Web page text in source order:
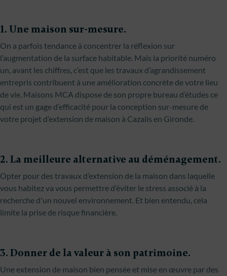
1. Une maison sur-mesure.
On a parfois tendance à concentrer la réflexion sur
l’augmentation de la surface habitable. Mais la priorité numéro
un, avant les chiffres, c’est que les travaux d’agrandissement
entrepris contribuent à une amélioration concrète de votre lieu
de vie. Maisons MCA dispose de son propre bureau d’études ce
qui est un gage d’efficacité pour la conception sur-mesure de
votre projet d’extension de maison à Cazalis en Gironde.
2. La meilleure alternative au déménagement.
Opter pour des travaux d’extension de la maison dans laquelle
vous habitez va vous permettre d’éviter le stress associé à la
recherche d'un nouvel environnement. Et bien entendu, cela
limite la prise de risque financière.
3. Donner de la valeur à son patrimoine.
Une extension de maison bien pensée et mise en œuvre par des